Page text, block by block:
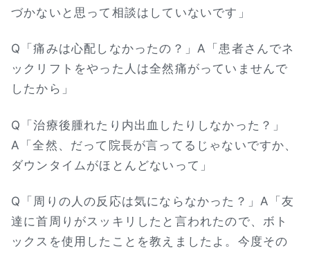
づかないと思って相談はしていないです」
Q「痛みは心配しなかったの？」A「患者さんでネ
ックリフトをやった人は全然痛がっていませんで
したから」
Q「治療後腫れたり内出血したりしなかった？」
A「全然、だって院長が言ってるじゃないですか、
ダウンタイムがほとんどないって」
Q「周りの人の反応は気にならなかった？」A「友
達に首周りがスッキリしたと言われたので、ボト
ックスを使用したことを教えましたよ。今度その